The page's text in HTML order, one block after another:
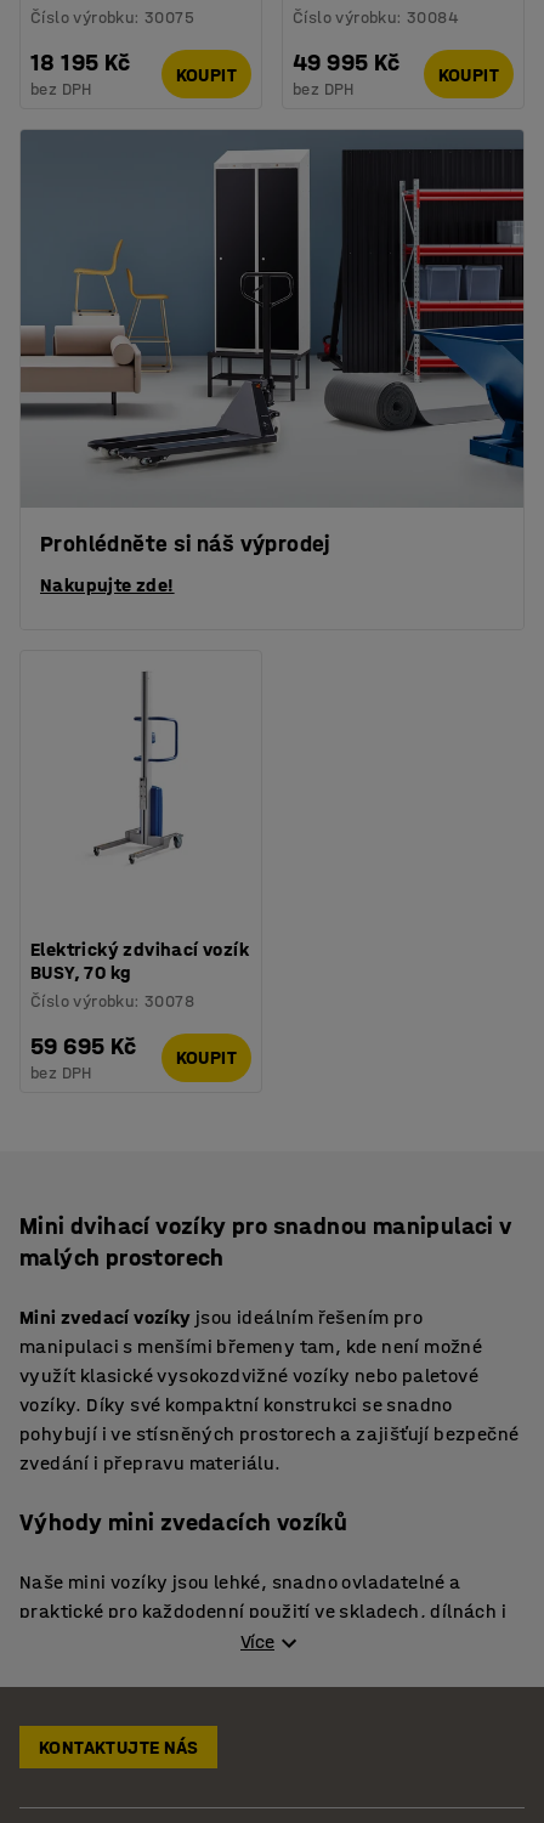
Číslo výrobku:30075
18 195 Kč
bez DPH
KOUPIT
Číslo výrobku:30084
49 995 Kč
bez DPH
KOUPIT
Prohlédněte si náš výprodej
Nakupujte zde!
Elektrický zdvihací vozík
BUSY, 70 kg
Číslo výrobku:30078
59 695 Kč
bez DPH
KOUPIT
Mini dvihací vozíky pro snadnou manipulaci v
malých prostorech
Mini zvedací vozíky jsou ideálním řešením pro
manipulaci s menšími břemeny tam, kde není možné
využít klasické vysokozdvižné vozíky nebo paletové
vozíky. Díky své kompaktní konstrukci se snadno
pohybují i ve stísněných prostorech a zajišťují bezpečné
zvedání i přepravu materiálu.
Výhody mini zvedacích vozíků
Naše mini vozíky jsou lehké, snadno ovladatelné a
praktické pro každodenní použití ve skladech, dílnách i
rozměry:
stísněných prostorech.
Lehká
konstrukce:
snadná obsluha a přesné
manévrování.
Více
KONTAKTUJTE NÁS